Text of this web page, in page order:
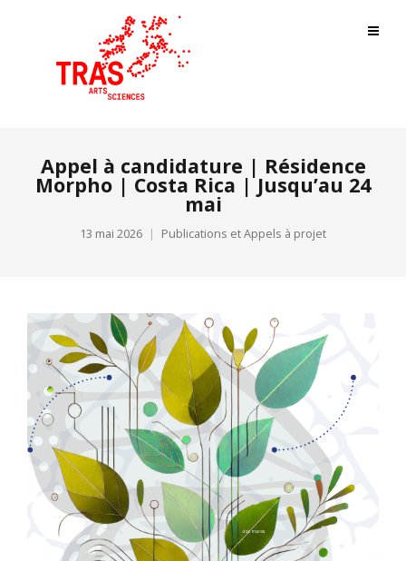
Appel à candidature | Résidence
Morpho | Costa Rica | Jusqu’au 24
mai
13 mai 2026 Publications et Appels à projet